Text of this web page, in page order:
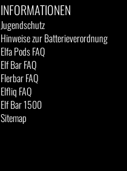
INFORMATIONEN
Jugendschutz
Hinweise zur Batterieverordnung
Elfa Pods FAQ
Elf Bar FAQ
Flerbar FAQ
Elfliq FAQ
Elf Bar 1500
Sitemap